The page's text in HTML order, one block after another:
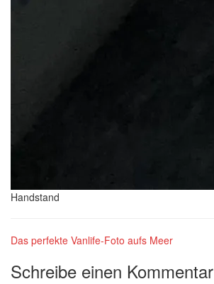
Handstand
Das perfekte Vanlife-Foto aufs Meer
Schreibe einen Kommentar